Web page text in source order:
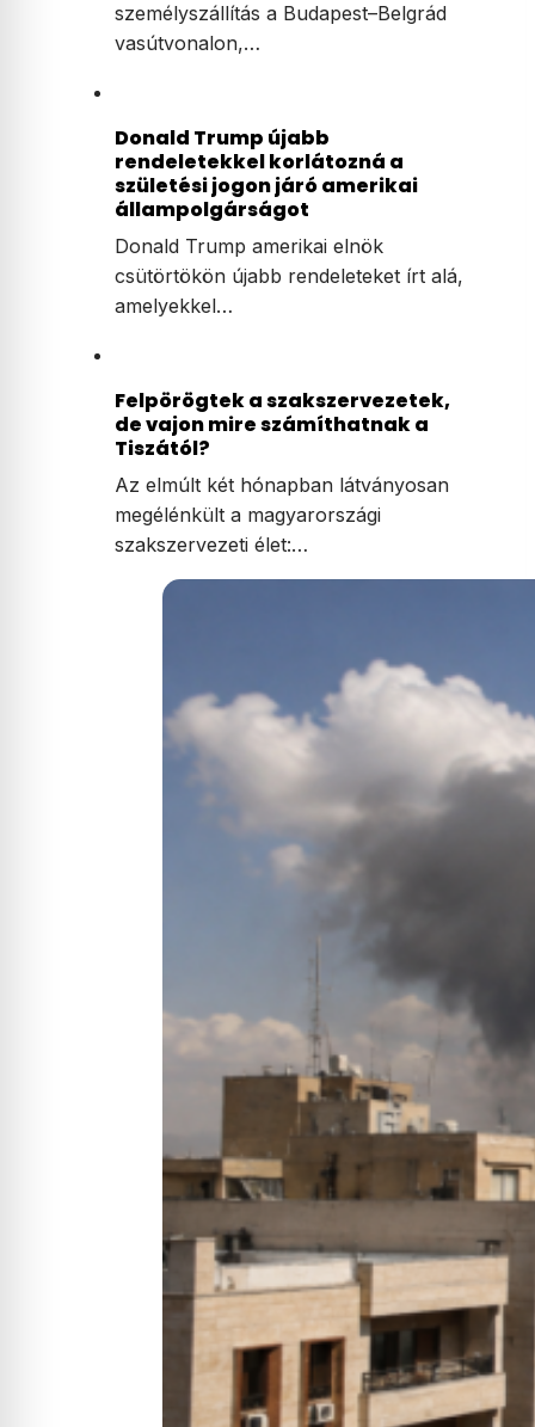
személyszállítás a Budapest–Belgrád
vasútvonalon,…
Donald Trump újabb
rendeletekkel korlátozná a
születési jogon járó amerikai
állampolgárságot
Donald Trump amerikai elnök
csütörtökön újabb rendeleteket írt alá,
amelyekkel…
Felpörögtek a szakszervezetek,
de vajon mire számíthatnak a
Tiszától?
Az elmúlt két hónapban látványosan
megélénkült a magyarországi
szakszervezeti élet:…